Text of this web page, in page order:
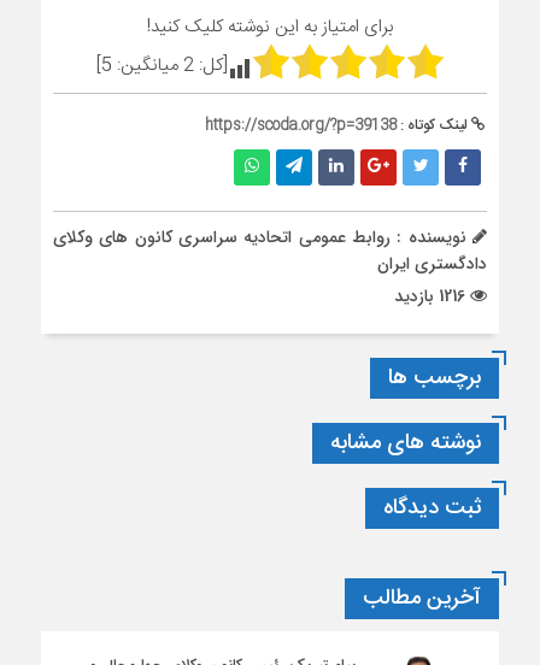
برای امتیاز به این نوشته کلیک کنید!
[کل:2 میانگین: 5
]
لینک کوتاه :https://scoda.org/?p=39138
نویسنده : روابط عمومی اتحادیه سراسری کانون های وکلای
دادگستری ایران
برچسب ها
نوشته های مشابه
ثبت دیدگاه
آخرین مطالب